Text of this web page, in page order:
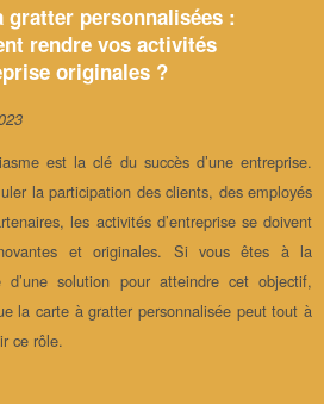
gratter personnalisées :
rendre vos activités
originales ?
est la clé du succès d’une entreprise.
la participation des clients, des employés
les activités d’entreprise se doivent
et originales. Si vous êtes à la
d’une solution pour atteindre cet objectif,
la carte à gratter personnalisée peut tout à
ce rôle.